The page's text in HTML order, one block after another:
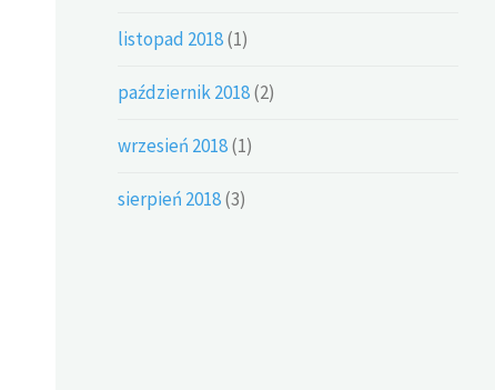
listopad 2018(1)
październik 2018(2)
wrzesień 2018(1)
sierpień 2018(3)